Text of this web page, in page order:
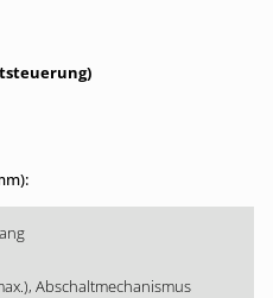
Abschaltmechanismus